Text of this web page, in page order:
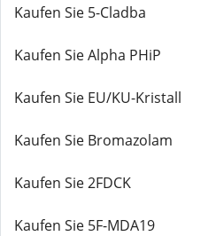
Kaufen Sie 5-Cladba
Kaufen Sie Alpha PHiP
Kaufen Sie EU/KU-Kristall
Kaufen Sie Bromazolam
Kaufen Sie 2FDCK
Kaufen Sie 5F-MDA19